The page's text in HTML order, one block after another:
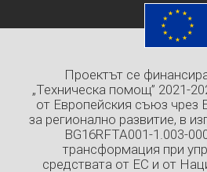
Проектът се
„Техническа помощ” 2021-
от Европейския съюз чрез
за регионално развитие, в
BG16RFTA001-1.003-
трансформация при
средствата от ЕС и от